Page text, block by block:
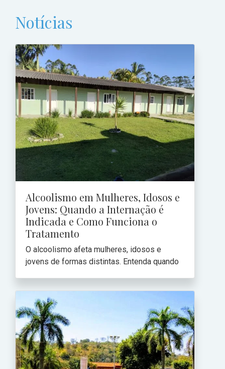
Notícias
Alcoolismo em Mulheres, Idosos e
Jovens: Quando a Internação é
Indicada e Como Funciona o
Tratamento
O alcoolismo afeta mulheres, idosos e
jovens de formas distintas. Entenda quando